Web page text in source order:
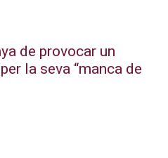
de provocar un
la seva “manca de